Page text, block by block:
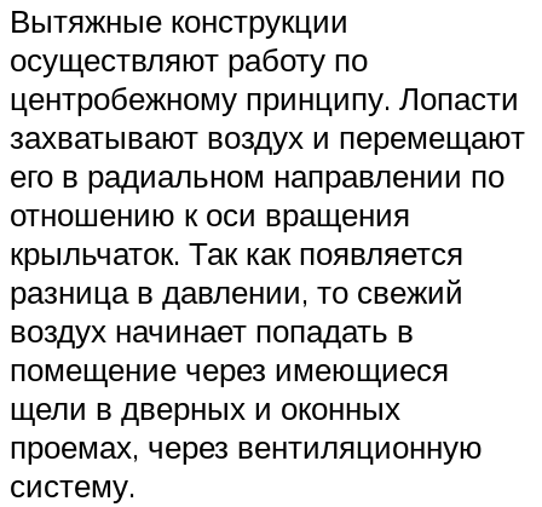
Вытяжные конструкции
осуществляют работу по
центробежному принципу. Лопасти
захватывают воздух и перемещают
его в радиальном направлении по
отношению к оси вращения
крыльчаток. Так как появляется
разница в давлении, то свежий
воздух начинает попадать в
помещение через имеющиеся
щели в дверных и оконных
проемах, через вентиляционную
систему.